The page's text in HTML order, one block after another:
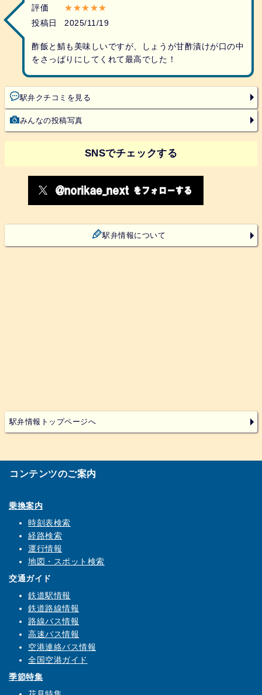
評価
★★★★★
投稿日
2025/11/19
酢飯と鯖も美味しいですが、しょうが甘酢漬けが口の中
をさっぱりにしてくれて最高でした！
駅弁クチコミを見る
みんなの投稿写真
SNSでチェックする
駅弁情報について
駅弁情報トップページへ
コンテンツのご案内
乗換案内
時刻表検索
経路検索
運行情報
地図・スポット検索
交通ガイド
鉄道駅情報
鉄道路線情報
路線バス情報
高速バス情報
空港連絡バス情報
全国空港ガイド
季節特集